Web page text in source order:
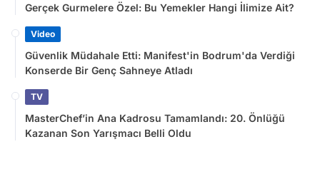
Gerçek Gurmelere Özel: Bu Yemekler Hangi İlimize Ait?
Video
Güvenlik Müdahale Etti: Manifest'in Bodrum'da Verdiği
Konserde Bir Genç Sahneye Atladı
TV
MasterChef’in Ana Kadrosu Tamamlandı: 20. Önlüğü
Kazanan Son Yarışmacı Belli Oldu